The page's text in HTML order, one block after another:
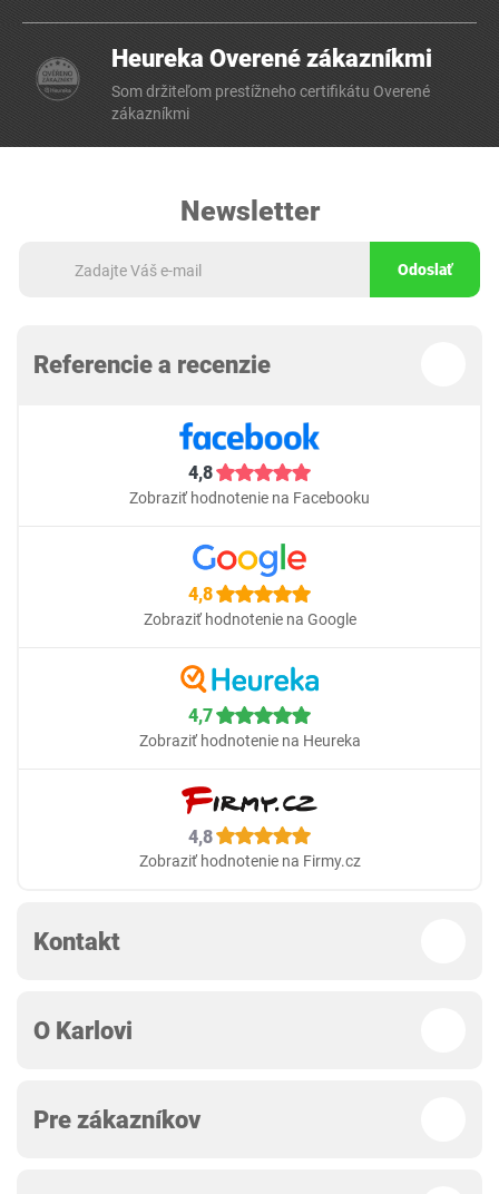
Heureka Overené zákazníkmi
Som držiteľom prestížneho certifikátu Overené
zákazníkmi
Newsletter
Odoslať
Referencie a recenzie
4,8
Zobraziť hodnotenie na Facebooku
4,8
Zobraziť hodnotenie na Google
4,7
Zobraziť hodnotenie na Heureka
4,8
Zobraziť hodnotenie na Firmy.cz
Kontakt
O Karlovi
Pre zákazníkov